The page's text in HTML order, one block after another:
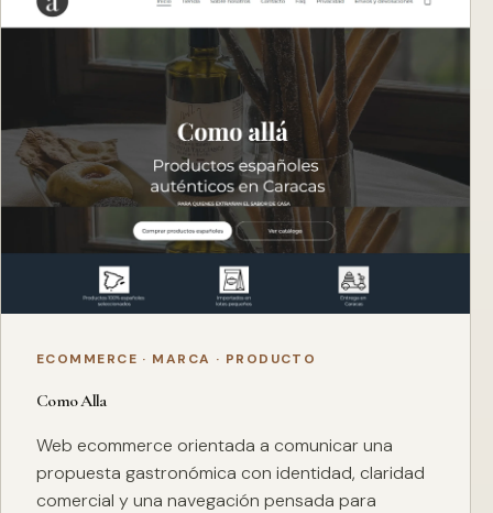
ECOMMERCE · MARCA · PRODUCTO
Como Alla
Web ecommerce orientada a comunicar una
propuesta gastronómica con identidad, claridad
comercial y una navegación pensada para